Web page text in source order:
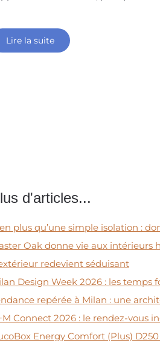
Lire la suite
d'articles...
plus qu’une simple isolation :
Oak donne vie aux intérieurs
redevient séduisant
Design Week 2026 : les temps
repérée à Milan : une
Connect 2026 : le rendez-vous
Energy Comfort (Plus)